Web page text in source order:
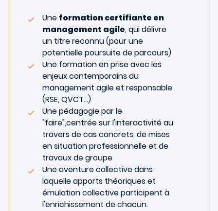
Une formation certifiante en
management agile, qui délivre
un titre reconnu (pour une
potentielle poursuite de parcours)
Une formation en prise avec les
enjeux contemporains du
management agile et responsable
(RSE, QVCT...)
Une pédagogie par le
"faire",centrée sur l'interactivité au
travers de cas concrets, de mises
en situation professionnelle et de
travaux de groupe
Une aventure collective dans
laquelle apports théoriques et
émulation collective participent à
l'enrichissement de chacun.